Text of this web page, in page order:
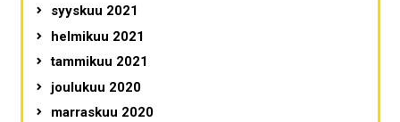
syyskuu 2021
helmikuu 2021
tammikuu 2021
joulukuu 2020
marraskuu 2020